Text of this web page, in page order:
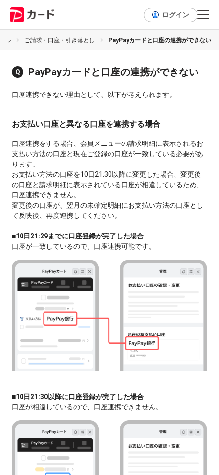
ログイン
ル ご請求・口座・引き落とし PayPayカードと口座の連携ができない
PayPayカードと口座の連携ができない
口座連携できない理由として、以下が考えられます。
お支払い口座と異なる口座を連携する場合
口座連携をする場合、会員メニューの請求明細に表示されるお
支払い方法の口座と現在ご登録の口座が一致している必要があ
ります。
お支払い方法の口座を10日21:30以降に変更した場合、変更後
の口座と請求明細に表示されている口座が相違しているため、
口座連携できません。
変更後の口座が、翌月の未確定明細にお支払い方法の口座とし
て反映後、再度連携してください。
■10日21:29までに口座登録が完了した場合
口座が一致しているので、口座連携可能です。
■10日21:30以降に口座登録が完了した場合
口座が相違しているので、口座連携できません。